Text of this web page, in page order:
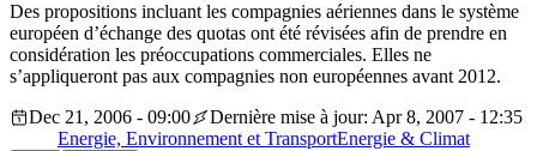
Des propositions incluant les compagnies aériennes dans le système
européen d’échange des quotas ont été révisées afin de prendre en
considération les préoccupations commerciales. Elles ne
s’appliqueront pas aux compagnies non européennes avant 2012.
Dec 21, 2006 - 09:00
Dernière mise à jour: Apr 8, 2007 - 12:35
Energie, Environnement et TransportEnergie & Climat